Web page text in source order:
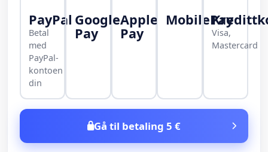
PayPal
Betal
med
PayPal-
kontoen
din
Google
Pay
Apple
Pay
MobilePay
Visa,
Mastercard
Gå til betaling 5 €